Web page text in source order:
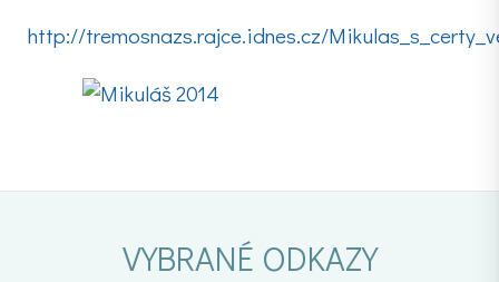
http://tremosnazs.rajce.idnes.cz/
VYBRANÉ ODKAZY